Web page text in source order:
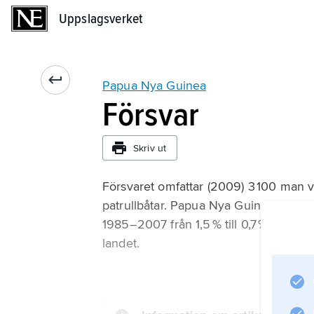
Uppslagsverket
Papua Nya Guinea
Försvar
Skriv ut
Försvaret omfattar (2009) 3 100
patrullbåtar. Papua Nya Guinea
1985–2007 från 1,5 % till 0,7 % av
landet.